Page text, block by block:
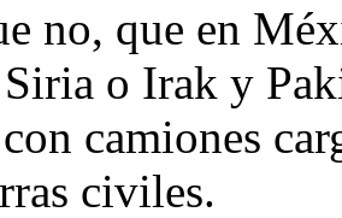
no, que en
o Irak y
camiones
civiles.